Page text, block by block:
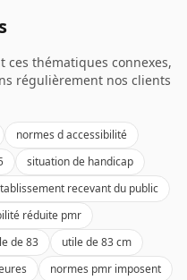
ces thématiques connexes,
régulièrement nos clients
normes d accessibilité
situation de handicap
recevant du public
réduite pmr
de 83
utile de 83 cm
normes pmr imposent